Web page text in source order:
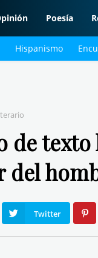
Poesía
Hispanismo
de texto
del
Twitter